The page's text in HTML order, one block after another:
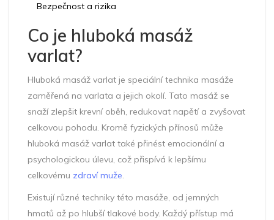
Bezpečnost a rizika
Co je hluboká masáž
varlat?
Hluboká masáž varlat je speciální technika masáže
zaměřená na varlata a jejich okolí. Tato masáž se
snaží zlepšit krevní oběh, redukovat napětí a zvyšovat
celkovou pohodu. Kromě fyzických přínosů může
hluboká masáž varlat také přinést emocionální a
psychologickou úlevu, což přispívá k lepšímu
celkovému zdraví muže.
Existují různé techniky této masáže, od jemných
hmatů až po hlubší tlakové body. Každý přístup má